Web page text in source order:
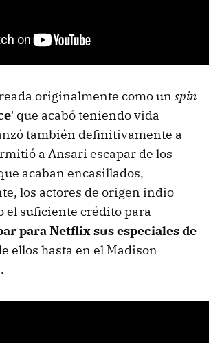
originalmente como un spin
' que acabó teniendo vida
también definitivamente a
a Ansari escapar de los
acaban encasillados,
los actores de origen indio
el suficiente crédito para
para Netflix sus especiales de
ellos hasta en el Madison